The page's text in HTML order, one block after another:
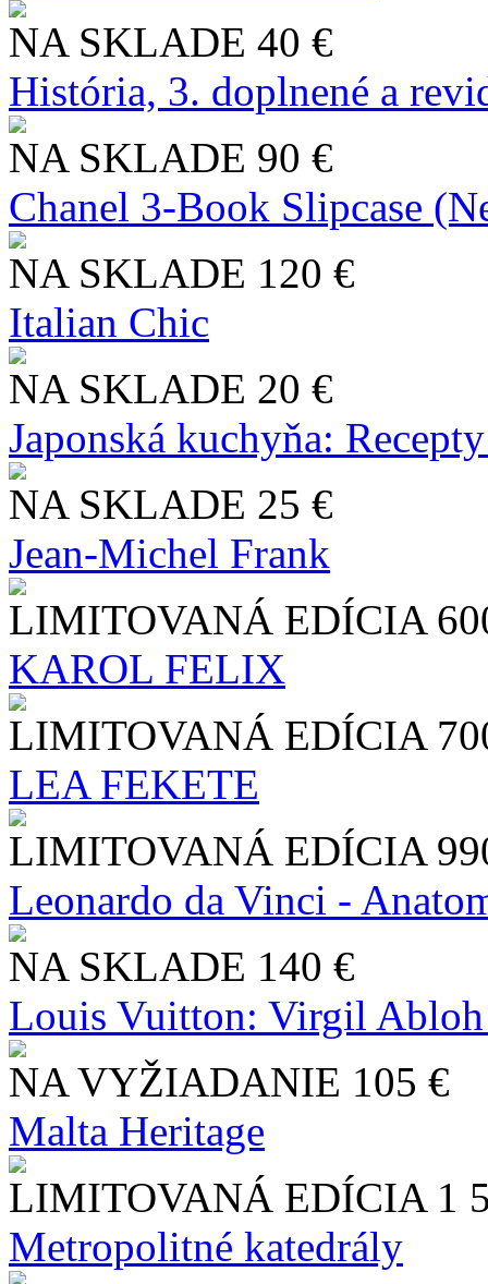
NA SKLADE 40 €
História, 3. doplnené a
NA SKLADE 90 €
Chanel 3-Book Slipcase
NA SKLADE 120 €
Italian Chic
NA SKLADE 20 €
Japonská kuchyňa:
NA SKLADE 25 €
Jean-Michel Frank
LIMITOVANÁ EDÍCIA
KAROL FELIX
LIMITOVANÁ EDÍCIA
LEA FEKETE
LIMITOVANÁ EDÍCIA
Leonardo da Vinci -
NA SKLADE 140 €
Louis Vuitton: Virgil
NA VYŽIADANIE 105 €
Malta Heritage
LIMITOVANÁ EDÍCIA 1
Metropolitné katedrály